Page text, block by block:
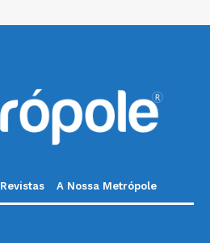
Revistas A Nossa Metrópole